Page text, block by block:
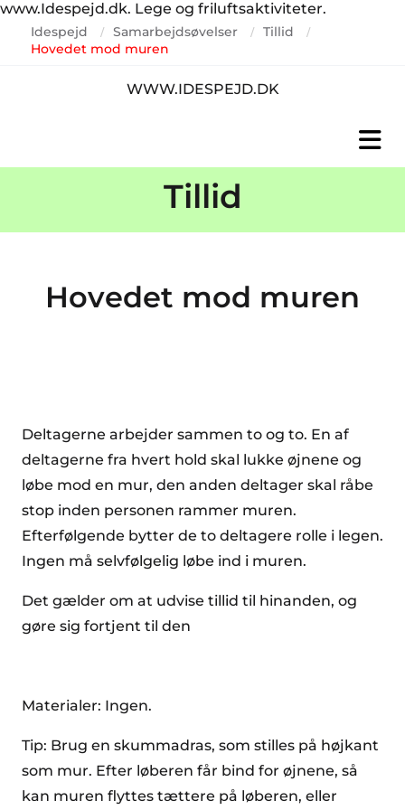
www.Idespejd.dk. Lege og friluftsaktiviteter.
Idespejd / Samarbejdsøvelser / Tillid /
Hovedet mod muren
WWW.IDESPEJD.DK
Tillid
Hovedet mod muren
Deltagerne arbejder sammen to og to. En af
deltagerne fra hvert hold skal lukke øjnene og
løbe mod en mur, den anden deltager skal råbe
stop inden personen rammer muren.
Efterfølgende bytter de to deltagere rolle i legen.
Ingen må selvfølgelig løbe ind i muren.
Det gælder om at udvise tillid til hinanden, og
gøre sig fortjent til den
Materialer: Ingen.
Tip: Brug en skummadras, som stilles på højkant
som mur. Efter løberen får bind for øjnene, så
kan muren flyttes tættere på løberen, eller